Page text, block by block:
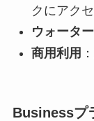
クにアク
ウォータ
商用利用
Businessプ